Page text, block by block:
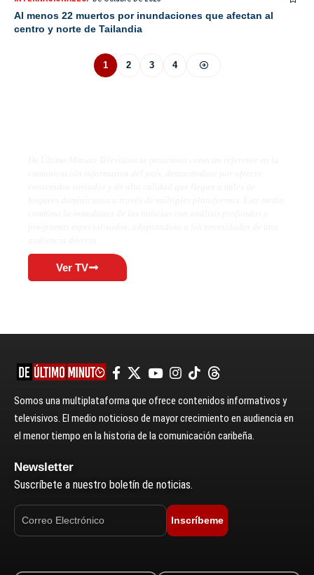
Al menos 22 muertos por inundaciones que afectan al
centro y norte de Tailandia
1 2 3 4
Ver TV
Somos una multiplataforma que ofrece contenidos informativos y
televisivos. El medio noticioso de mayor crecimiento en audiencia en
el menor tiempo en la historia de la comunicación caribeña.
Newsletter
Suscríbete a nuestro boletín de noticias.
Inscríbeme